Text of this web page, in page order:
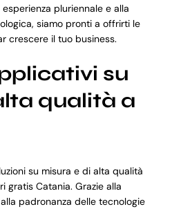
pluriennale e alla
siamo pronti a offrirti le
crescere il tuo business.
su
qualità a
su misura e di alta qualità
gratis Catania. Grazie alla
padronanza delle tecnologie